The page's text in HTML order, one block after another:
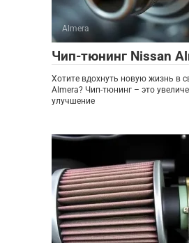
Almera
Чип-тюнинг Nissan
Хотите вдохнуть новую жизнь в
Almera? Чип-тюнинг – это
улучшение